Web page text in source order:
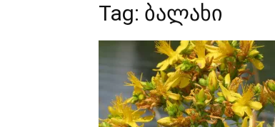
Tag: ბალახი